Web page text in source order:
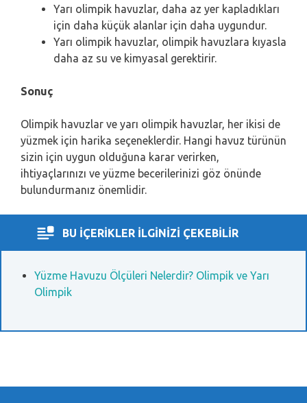
Yarı olimpik havuzlar, daha az yer kapladıkları
için daha küçük alanlar için daha uygundur.
Yarı olimpik havuzlar, olimpik havuzlara kıyasla
daha az su ve kimyasal gerektirir.
Sonuç
Olimpik havuzlar ve yarı olimpik havuzlar, her ikisi de
yüzmek için harika seçeneklerdir. Hangi havuz türünün
sizin için uygun olduğuna karar verirken,
ihtiyaçlarınızı ve yüzme becerilerinizi göz önünde
bulundurmanız önemlidir.
BU İÇERİKLER İLGİNİZİ ÇEKEBİLİR
Yüzme Havuzu Ölçüleri Nelerdir? Olimpik ve Yarı
Olimpik